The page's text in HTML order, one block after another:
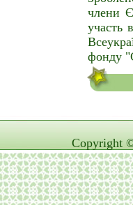
члени
участь
фонду
Copyright